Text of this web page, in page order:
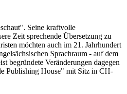
Seine kraftvolle
Zeit sprechende Übersetzung zu
möchten auch im 21. Jahrhundert
Sprachraum - auf dem
begründete Veränderungen dagegen
Publishing House" mit Sitz in CH-